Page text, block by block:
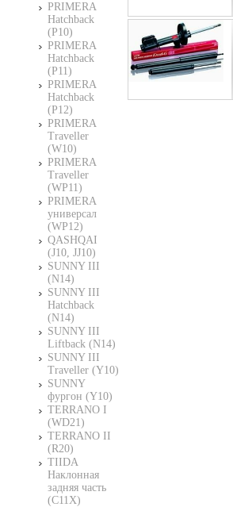
PRIMERA
Hatchback
(P10)
PRIMERA
Hatchback
(P11)
PRIMERA
Hatchback
(P12)
PRIMERA
Traveller
(W10)
PRIMERA
Traveller
(WP11)
PRIMERA
универсал
(WP12)
QASHQAI
(J10, JJ10)
SUNNY III
(N14)
SUNNY III
Hatchback
(N14)
SUNNY III
Liftback (N14)
SUNNY III
Traveller (Y10)
SUNNY
фургон (Y10)
TERRANO I
(WD21)
TERRANO II
(R20)
TIIDA
Наклонная
задняя часть
(C11X)